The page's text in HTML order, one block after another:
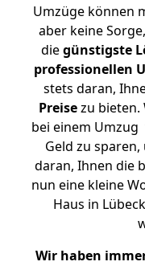
Umzüge können
aber keine
diegünstigste
professionellen
stets daran,
Preisezu bieten.
bei einem Umzug
Geld zu
daran, Ihnen die
nun eine kleine
Haus in
Wir haben